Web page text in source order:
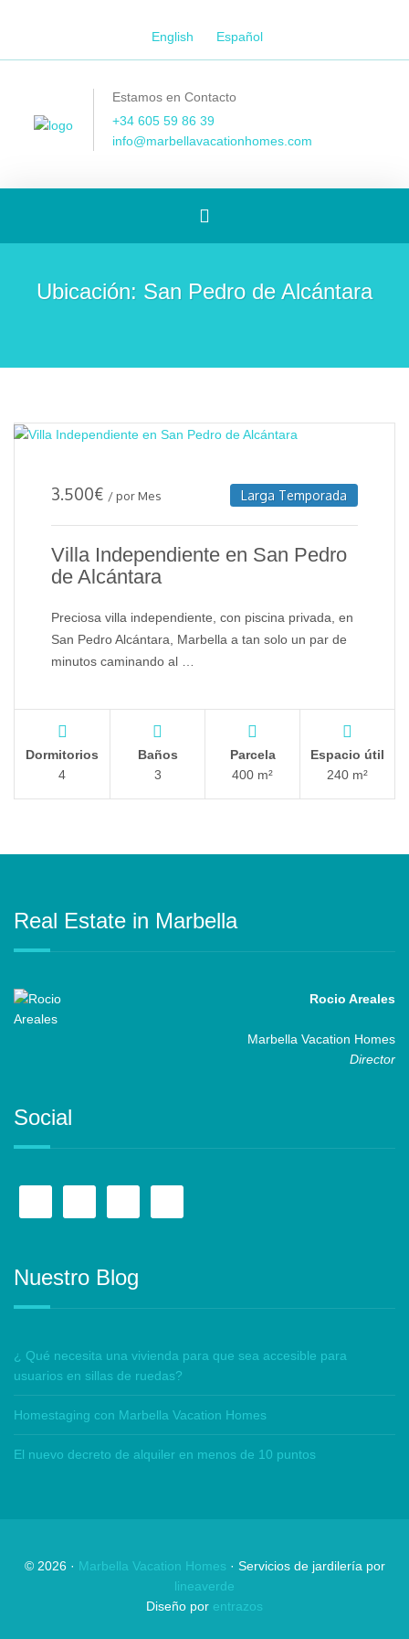
English Español
Estamos en Contacto
+34 605 59 86 39
info@marbellavacationhomes.com
[Spanish]
Ubicación: San Pedro de Alcántara
3.500€ / por Mes Larga Temporada
Villa Independiente en San Pedro
de Alcántara
Preciosa villa independiente, con piscina privada, en
San Pedro Alcántara, Marbella a tan solo un par de
minutos caminando al …
Dormitorios
4
Baños
3
Parcela
400 m²
Espacio útil
240 m²
Real Estate in Marbella
Rocio Areales
Marbella Vacation Homes
Director
Social
Nuestro Blog
¿ Qué necesita una vivienda para que sea accesible para
usuarios en sillas de ruedas?
Homestaging con Marbella Vacation Homes
El nuevo decreto de alquiler en menos de 10 puntos
© 2026· Marbella Vacation Homes · Servicios de jardilería por
lineaverde
Diseño por entrazos